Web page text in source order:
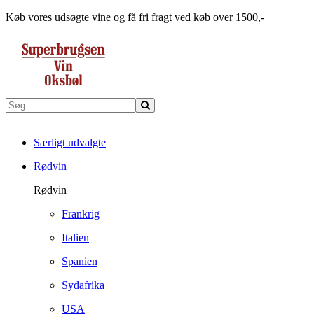
Køb vores udsøgte vine og få fri fragt ved køb over 1500,-
Særligt udvalgte
Rødvin
Rødvin
Frankrig
Italien
Spanien
Sydafrika
USA